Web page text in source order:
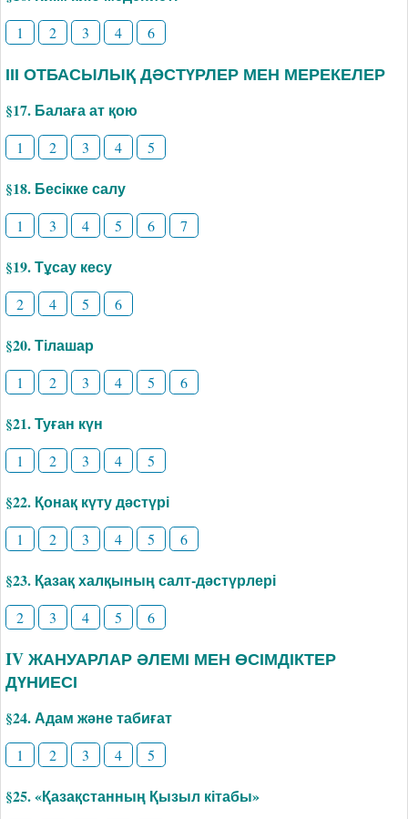
1 2 3 4 6
ІІІ ОТБАСЫЛЫҚ ДӘСТҮРЛЕР МЕН МЕРЕКЕЛЕР
§17. Балаға ат қою
1 2 3 4 5
§18. Бесікке салу
1 3 4 5 6 7
§19. Тұсау кесу
2 4 5 6
§20. Тілашар
1 2 3 4 5 6
§21. Туған күн
1 2 3 4 5
§22. Қонақ күту дәстүрі
1 2 3 4 5 6
§23. Қазақ халқының салт-дәстүрлері
2 3 4 5 6
IV ЖАНУАРЛАР ӘЛЕМІ МЕН ӨСІМДІКТЕР
ДҮНИЕСІ
§24. Адам және табиғат
1 2 3 4 5
§25. «Қазақстанның Қызыл кітабы»